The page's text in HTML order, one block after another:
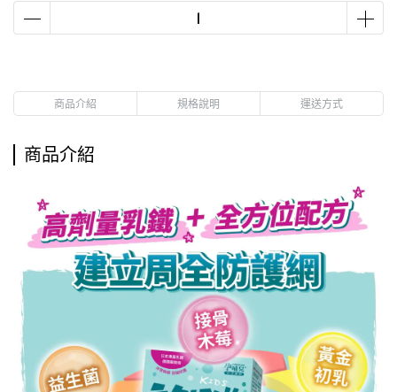
商品介紹 規格說明 運送方式
商品介紹